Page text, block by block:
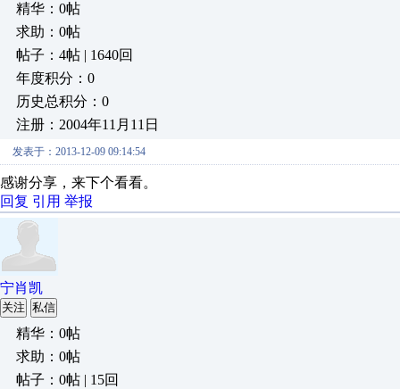
精华：0帖
求助：0帖
帖子：4帖 | 1640回
年度积分：0
历史总积分：0
注册：2004年11月11日
发表于：2013-12-09 09:14:54
感谢分享，来下个看看。
回复 引用 举报
宁肖凯
关注 私信
精华：0帖
求助：0帖
帖子：0帖 | 15回